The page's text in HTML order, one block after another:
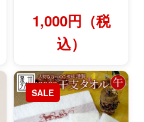
1,000円（税
込）
SALE